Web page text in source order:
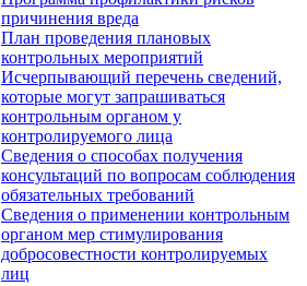
причинения вреда
План проведения плановых
контрольных мероприятий
Исчерпывающий перечень сведений,
которые могут запрашиваться
контрольным органом у
контролируемого лица
Сведения о способах получения
консультаций по вопросам соблюдения
обязательных требований
Сведения о применении контрольным
органом мер стимулирования
добросовестности контролируемых
лиц